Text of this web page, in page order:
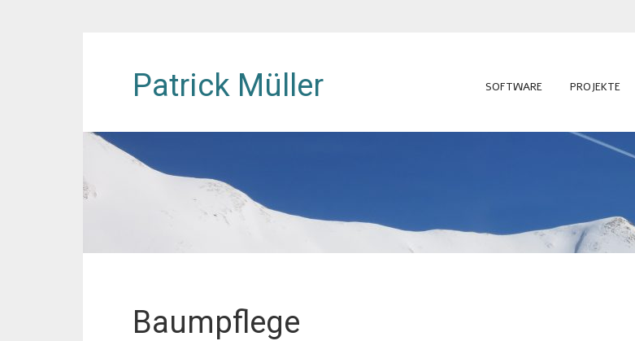
Patrick Müller SOFTWARE PROJEKTE
Baumpflege